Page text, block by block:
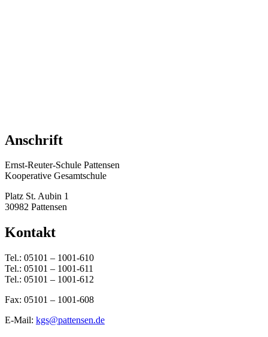
Anschrift
Ernst-Reuter-Schule Pattensen
Kooperative Gesamtschule
Platz St. Aubin 1
30982 Pattensen
Kontakt
Tel.: 05101 – 1001-610
Tel.: 05101 – 1001-611
Tel.: 05101 – 1001-612
Fax: 05101 – 1001-608
E-Mail: kgs@pattensen.de